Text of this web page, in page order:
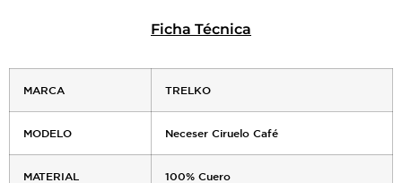
Ficha Técnica
MARCA TRELKO
MODELO Neceser Ciruelo Café
MATERIAL 100% Cuero